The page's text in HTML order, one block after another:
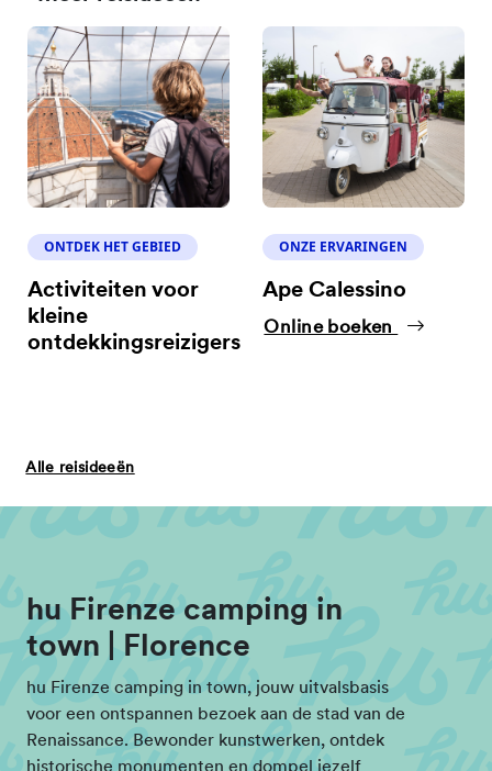
ONTDEK HET GEBIED
Activiteiten voor
kleine
ontdekkingsreizigers
ONZE ERVARINGEN
Ape Calessino
Online boeken
Alle reisideeën
hu Firenze camping in
town | Florence
hu Firenze camping in town, jouw uitvalsbasis
voor een ontspannen bezoek aan de stad van de
Renaissance. Bewonder kunstwerken, ontdek
historische monumenten en dompel jezelf